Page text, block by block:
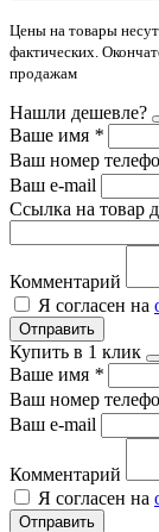
Цены на товары
фактических.
продажам
Нашли дешевле?
Ваше имя *
Ваш номер
Ваш e-mail
Ссылка на товар
Комментарий
Я согласен на
Отправить
Купить в 1 клик
Ваше имя *
Ваш номер
Ваш e-mail
Комментарий
Я согласен на
Отправить